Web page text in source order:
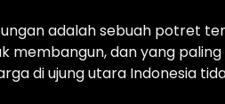
adalah sebuah potret
membangun, dan yang
di ujung utara Indonesia